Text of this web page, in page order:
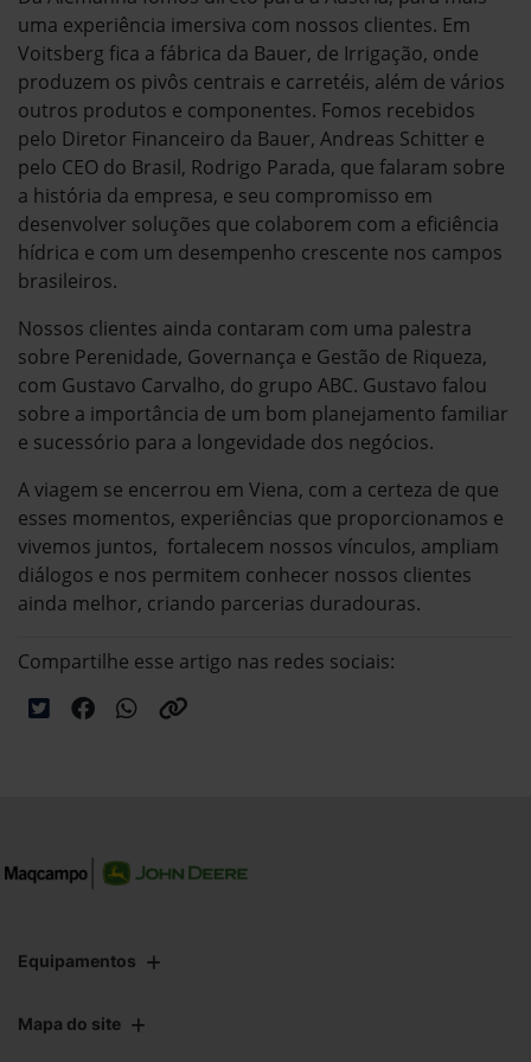
uma experiência imersiva com nossos clientes. Em
Voitsberg fica a fábrica da Bauer, de Irrigação, onde
produzem os pivôs centrais e carretéis, além de vários
outros produtos e componentes. Fomos recebidos
pelo Diretor Financeiro da Bauer, Andreas Schitter e
pelo CEO do Brasil, Rodrigo Parada, que falaram sobre
a história da empresa, e seu compromisso em
desenvolver soluções que colaborem com a eficiência
hídrica e com um desempenho crescente nos campos
brasileiros.
Nossos clientes ainda contaram com uma palestra
sobre Perenidade, Governança e Gestão de Riqueza,
com Gustavo Carvalho, do grupo ABC. Gustavo falou
sobre a importância de um bom planejamento familiar
e sucessório para a longevidade dos negócios.
A viagem se encerrou em Viena, com a certeza de que
esses momentos, experiências que proporcionamos e
vivemos juntos, fortalecem nossos vínculos, ampliam
diálogos e nos permitem conhecer nossos clientes
ainda melhor, criando parcerias duradouras.
Compartilhe esse artigo nas redes sociais:
Equipamentos
Mapa do site